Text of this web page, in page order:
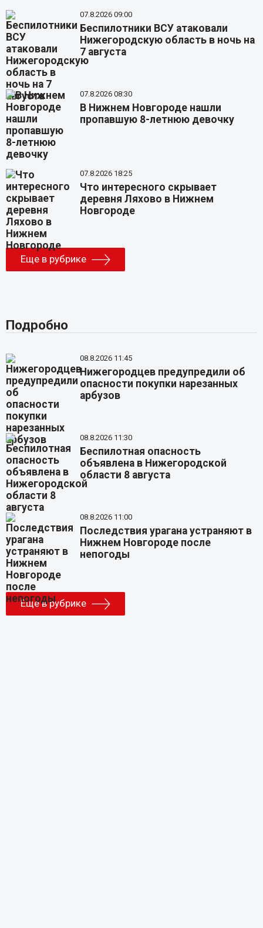
07.8.2026 09:00
Беспилотники ВСУ атаковали
Нижегородскую область в ночь на
7 августа
07.8.2026 08:30
В Нижнем Новгороде нашли
пропавшую 8-летнюю девочку
07.8.2026 18:25
Что интересного скрывает
деревня Ляхово в Нижнем
Новгороде
Еще в рубрике
Подробно
08.8.2026 11:45
Нижегородцев предупредили об
опасности покупки нарезанных
арбузов
08.8.2026 11:30
Беспилотная опасность
объявлена в Нижегородской
области 8 августа
08.8.2026 11:00
Последствия урагана устраняют в
Нижнем Новгороде после
непогоды
Еще в рубрике